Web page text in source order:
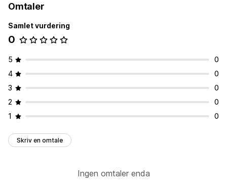
Omtaler
Samlet vurdering
0
5
0
4
0
3
0
2
0
1
0
Skriv en omtale
Ingen omtaler enda